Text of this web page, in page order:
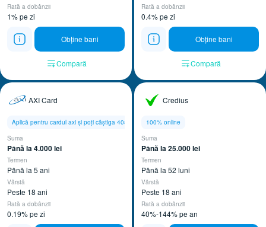
Rată a dobânzii
1% pe zi
Obține bani
Compară
Rată a dobânzii
0.4% pe zi
Obține bani
Compară
AXI Card
Aplică pentru cardul axi și poți câștiga 4050 lei
Suma
Până la 4.000 lei ​
Termen
Până la 5 ani
Vârstă
Peste 18 ani
Rată a dobânzii
0.19% pe zi
Credius
100% online
Suma
Până la 25.000 lei ​
Termen
Până la 52 luni
Vârstă
Peste 18 ani
Rată a dobânzii
40%-144% pe an